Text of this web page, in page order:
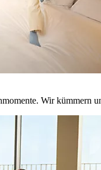
Wir kümmern